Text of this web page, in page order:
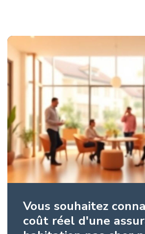
Vous souhaitez
coût réel d'une